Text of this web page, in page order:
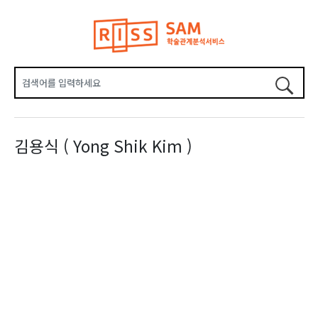
김용식 ( Yong Shik Kim )